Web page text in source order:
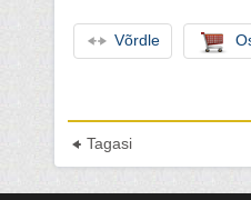
Võrdle
Tagasi